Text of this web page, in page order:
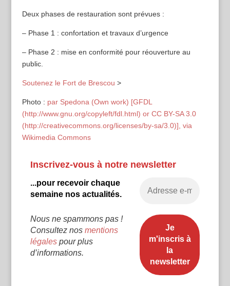
Deux phases de restauration sont prévues :
– Phase 1 : confortation et travaux d’urgence
– Phase 2 : mise en conformité pour réouverture au
public.
Soutenez le Fort de Brescou >
Photo : par Spedona (Own work) [GFDL
(http://www.gnu.org/copyleft/fdl.html) or CC BY-SA 3.0
(http://creativecommons.org/licenses/by-sa/3.0)], via
Wikimedia Commons
Inscrivez-vous à notre newsletter
...pour recevoir chaque
semaine nos actualités.
Nous ne spammons pas !
Consultez nos mentions
légalespour plus
d’informations.